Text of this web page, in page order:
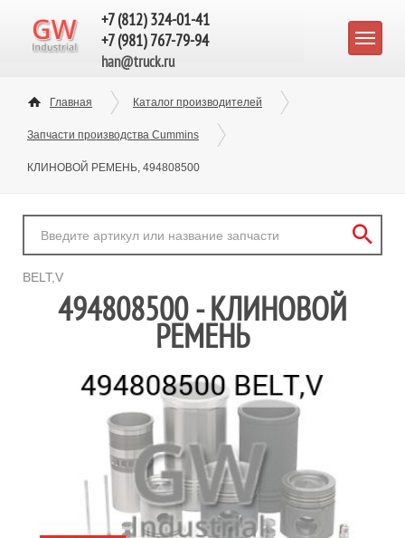
+7 (812) 324-01-41
+7 (981) 767-79-94
han@truck.ru
Главная Каталог производителей
Запчасти производства Cummins
КЛИНОВОЙ РЕМЕНЬ, 494808500
BELT,V
494808500 - КЛИНОВОЙ
РЕМЕНЬ